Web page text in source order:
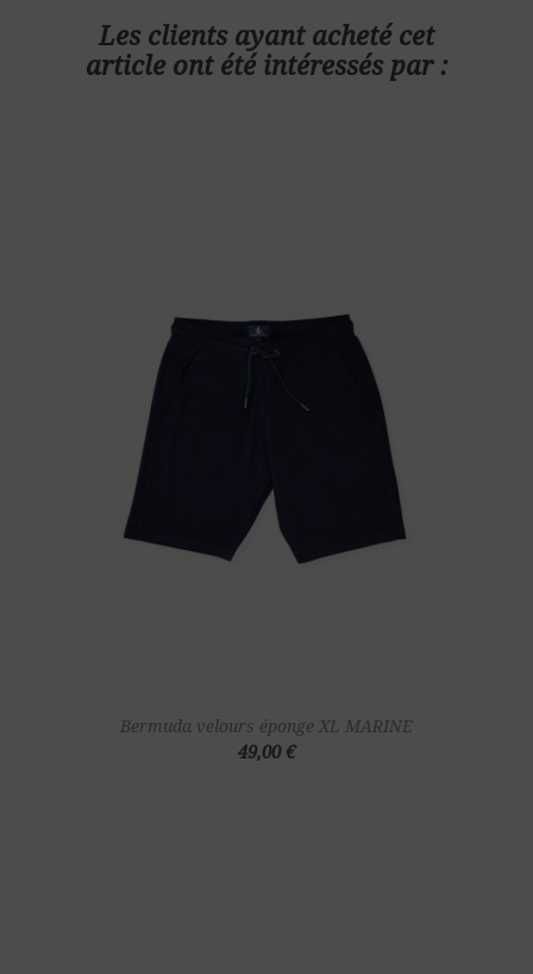
Les clients ayant acheté cet
article ont été intéressés par :
Bermuda velours éponge XL MARINE
49,00 €